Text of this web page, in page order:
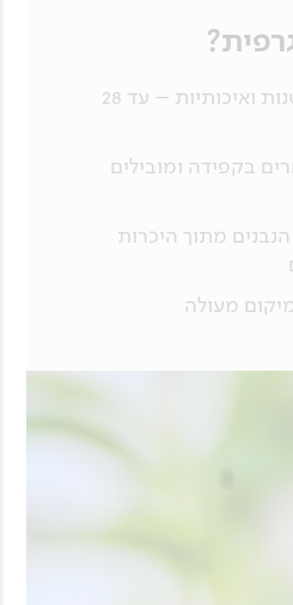
קבוצות מטיילים קטנות ואיכותיות – עד 28
בקפידה ומובילים
מתוך היכרות
מעולה